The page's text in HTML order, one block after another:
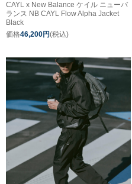
CAYL x New Balance ケイル ニューバ
ランス NB CAYL Flow Alpha Jacket
Black
価格46,200円(税込)